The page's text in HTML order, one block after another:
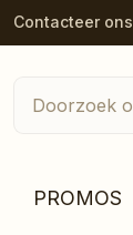
Contacteer ons
PROMOS